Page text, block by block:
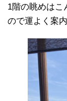
1階の眺めはこ
ので運よく案